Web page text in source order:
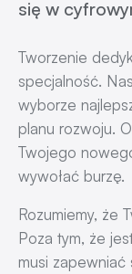
się w
Tworzenie
specjalność.
wyborze
planu rozwoju.
Twojego
wywołać burzę.
Rozumiemy, że
Poza tym, że
musi zapewniać